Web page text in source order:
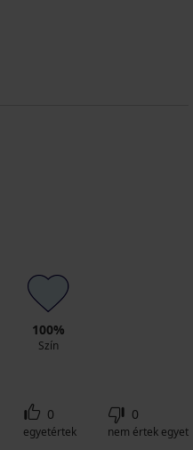
100%
Szín
0
egyetértek
0
nem értek egyet